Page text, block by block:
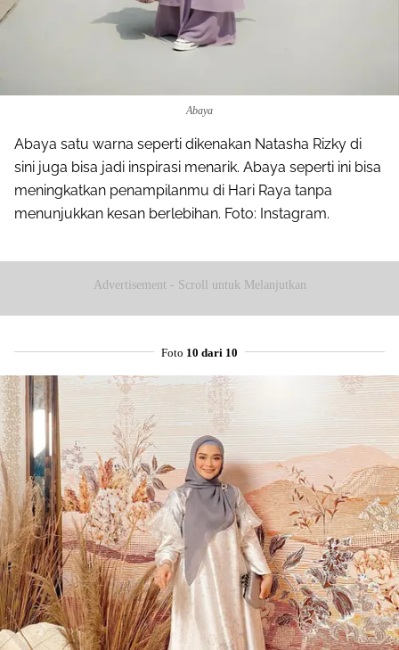
Abaya
Abaya satu warna seperti dikenakan Natasha Rizky di
sini juga bisa jadi inspirasi menarik. Abaya seperti ini bisa
meningkatkan penampilanmu di Hari Raya tanpa
menunjukkan kesan berlebihan. Foto: Instagram.
Advertisement - Scroll untuk Melanjutkan
Foto 10 dari 10